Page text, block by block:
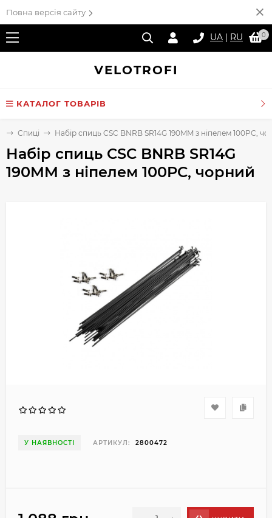
Повна версія сайту
UA | RU 0
VELOTROFI
КАТАЛОГ ТОВАРІВ
Спиці Набір спиць CSC BNRB SR14G 190MM з ніпелем 100PC,
Набір спиць CSC BNRB SR14G
190MM з ніпелем 100PC, чорний
У НАЯВНОСТІ АРТИКУЛ: 2800472